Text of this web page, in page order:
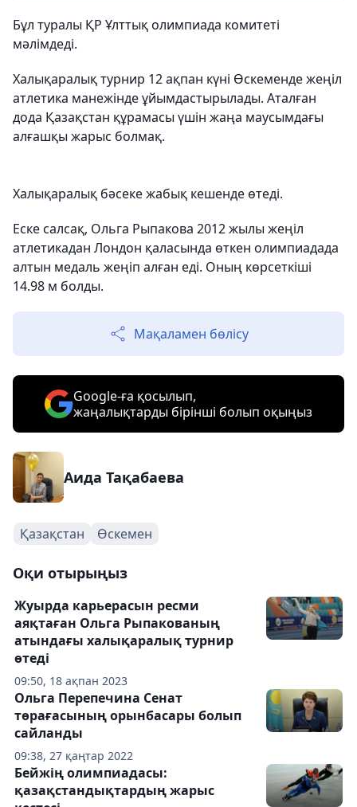
Бұл туралы ҚР Ұлттық олимпиада комитеті
мәлімдеді.
Халықаралық турнир 12 ақпан күні Өскеменде жеңіл
атлетика манежінде ұйымдастырылады. Аталған
дода Қазақстан құрамасы үшін жаңа маусымдағы
алғашқы жарыс болмақ.
Халықаралық бәсеке жабық кешенде өтеді.
Еске салсақ, Ольга Рыпакова 2012 жылы жеңіл
атлетикадан Лондон қаласында өткен олимпиадада
алтын медаль жеңіп алған еді. Оның көрсеткіші
14.98 м болды.
Мақаламен бөлісу
Google-ға қосылып,
жаңалықтарды бірінші болып оқыңыз
Аида Тақабаева
Қазақстан Өскемен
Оқи отырыңыз
09:50, 18 ақпан 2023
Жуырда карьерасын ресми
аяқтаған Ольга Рыпакованың
атындағы халықаралық турнир
өтеді
09:38, 27 қаңтар 2022
Ольга Перепечина Сенат
төрағасының орынбасары болып
сайланды
Бейжің олимпиадасы:
қазақстандықтардың жарыс